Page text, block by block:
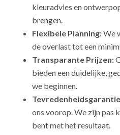
kleuradvies en
brengen.
Flexibele Planning:We
de overlast tot een
Transparante Prijzen:
bieden een duidelijke,
we beginnen.
ons voorop. We zijn pas
bent met het resultaat.